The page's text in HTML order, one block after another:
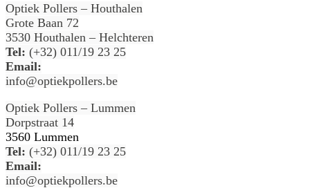
Optiek Pollers – Houthalen
Grote Baan 72
3530 Houthalen – Helchteren
Tel: (+32) 011/19 23 25
Email:
info@optiekpollers.be
Optiek Pollers – Lummen
Dorpstraat 14
3560 Lummen
Tel: (+32) 011/19 23 25
Email:
info@optiekpollers.be